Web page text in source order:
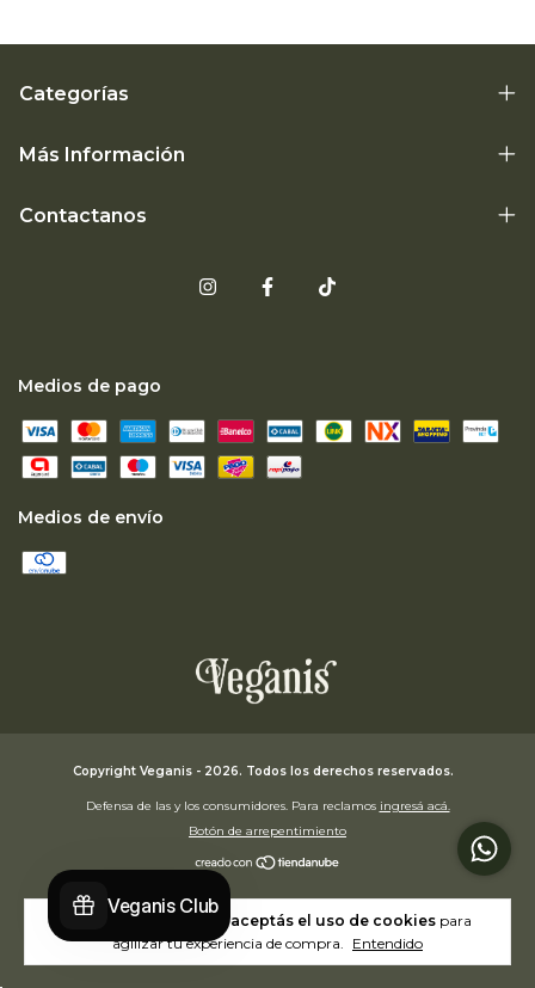
Al navegar por este sitioaceptás el uso de cookies para
agilizar tu experiencia de compra. Entendido
Categorías
Más Información
Contactanos
Medios de pago
Medios de envío
Copyright Veganis - 2026. Todos los derechos reservados.
Defensa de las y los consumidores. Para reclamos ingresá acá.
Botón de arrepentimiento